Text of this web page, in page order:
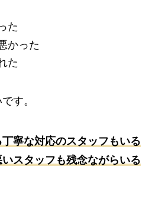
た
かった
た
す。
寧な対応のスタッフもいる
スタッフも残念ながらいる